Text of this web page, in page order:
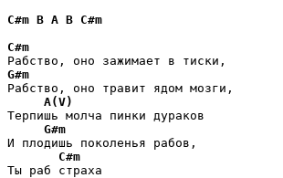
C#m B A B C#m
C#m
G#m
Рабство, оно травит ядом мозги,
A(V)
Терпишь молча пинки дураков
G#m
И плодишь поколенья рабов,
C#m
Ты раб страха